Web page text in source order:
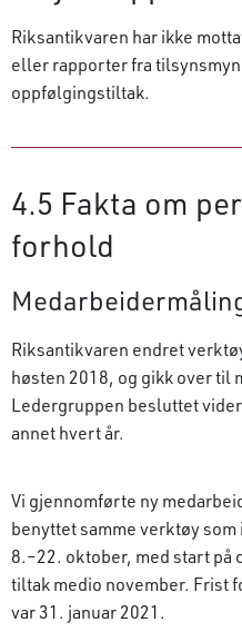
Riksantikvaren har ikke
eller rapporter fra
oppfølgingstiltak.
4.5 Fakta om
forhold
Riksantikvaren endret
høsten 2018, og gikk over til
Ledergruppen besluttet
annet hvert år.
Vi gjennomførte ny
benyttet samme verktøy
8.–22. oktober, med start på
tiltak medio november. Frist
var 31. januar 2021.